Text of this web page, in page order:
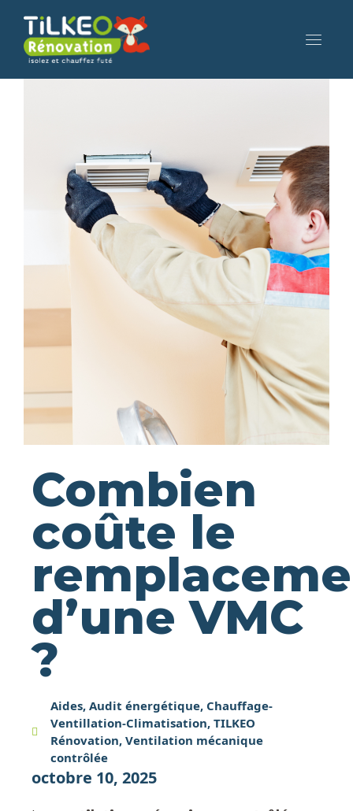
Combien
coûte le
d’une VMC
?
Aides, Audit énergétique, Chauffage-
Ventillation-Climatisation, TILKEO
Rénovation, Ventilation mécanique
contrôlée
octobre 10, 2025